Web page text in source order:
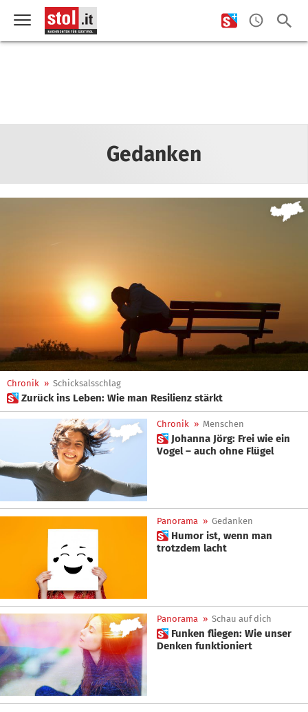
Gedanken
Chronik » Schicksalsschlag
 Zurück ins Leben: Wie man Resilienz stärkt
Chronik » Menschen
 Johanna Jörg: Frei wie ein
Vogel – auch ohne Flügel
Panorama » Gedanken
 Humor ist, wenn man
trotzdem lacht
Panorama » Schau auf dich
 Funken fliegen: Wie unser
Denken funktioniert